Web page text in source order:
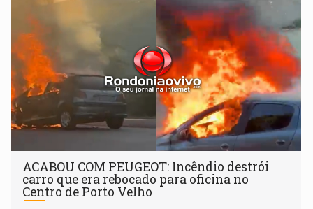
ACABOU COM PEUGEOT: Incêndio destrói
carro que era rebocado para oficina no
Centro de Porto Velho